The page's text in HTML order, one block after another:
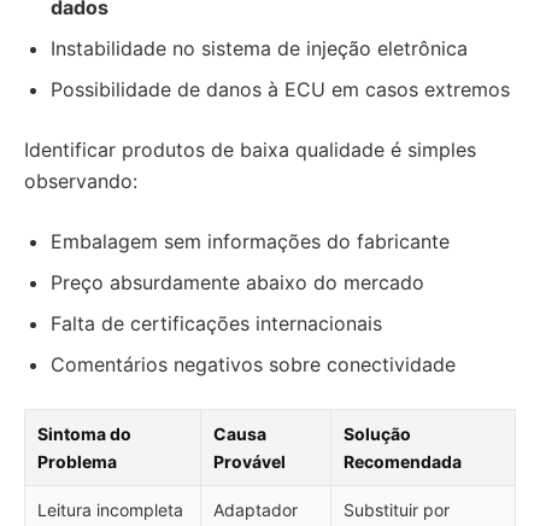
dados
Instabilidade no sistema de injeção eletrônica
Possibilidade de danos à ECU em casos extremos
Identificar produtos de baixa qualidade é simples
observando:
Embalagem sem informações do fabricante
Preço absurdamente abaixo do mercado
Falta de certificações internacionais
Comentários negativos sobre conectividade
Sintoma do
Problema
Causa
Provável
Solução
Recomendada
Leitura incompleta
Adaptador
Substituir por